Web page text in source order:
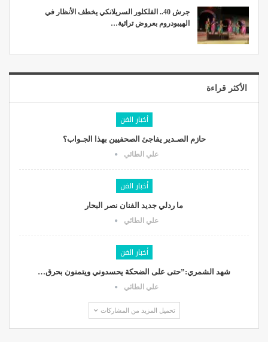
جرش 40.. الفلكلور السريلانكي يخطف الأنظار في
الهيبودروم بعروض تراثية…
الأكثر قراءة
أخبار الفن
حازم الصـدير يفاجئ الصحفيين بهذا الجـواب؟
علي الطائي
أخبار الفن
ما ردلي جديد الفنان نصر البحار
علي الطائي
أخبار الفن
شهد الشمري:”حتى على الضحكة يحسدوني ويتمنون بحرق…
علي الطائي
تحميل المزيد من المشاركات